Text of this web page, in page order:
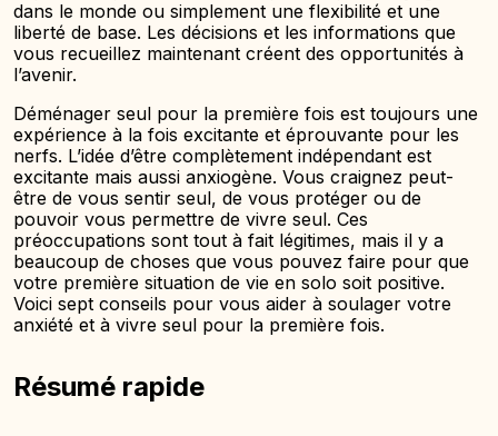
dans le monde ou simplement une flexibilité et une
liberté de base. Les décisions et les informations que
vous recueillez maintenant créent des opportunités à
l’avenir.
Déménager seul pour la première fois est toujours une
expérience à la fois excitante et éprouvante pour les
nerfs. L’idée d’être complètement indépendant est
excitante mais aussi anxiogène. Vous craignez peut-
être de vous sentir seul, de vous protéger ou de
pouvoir vous permettre de vivre seul. Ces
préoccupations sont tout à fait légitimes, mais il y a
beaucoup de choses que vous pouvez faire pour que
votre première situation de vie en solo soit positive.
Voici sept conseils pour vous aider à soulager votre
anxiété et à vivre seul pour la première fois.
Résumé rapide